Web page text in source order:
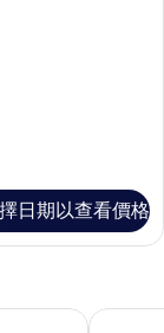
日期以查看價格
武暖